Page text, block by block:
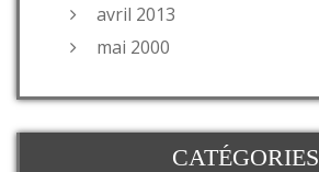
avril 2013
mai 2000
CATÉGORIES